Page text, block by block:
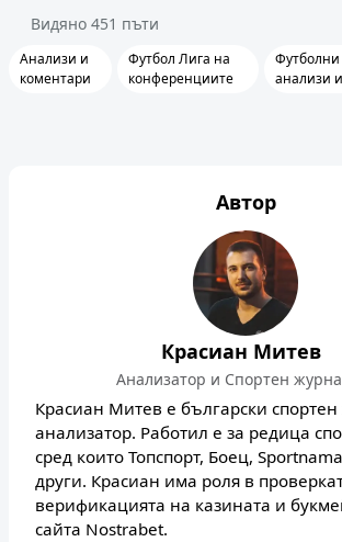
Видяно 451 пъти
Анализи и
коментари
Футбол Лига на
конференциите
анализи
Автор
Красиан Митев
Анализатор и Спортен
Красиан Митев е български
анализатор. Работил е за редица
сред които Топспорт, Боец,
други. Красиан има роля в
верификацията на казината и
сайта Nostrabet.